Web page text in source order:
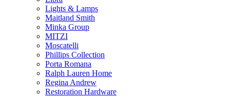
Lights & Lamps
Maitland Smith
Minka Group
MITZI
Moscatelli
Phillips Collection
Porta Romana
Ralph Lauren Home
Regina Andrew
Restoration Hardware